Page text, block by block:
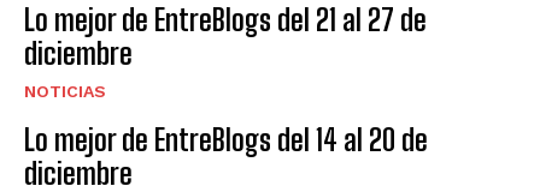
Lo mejor de EntreBlogs del 21 al 27 de
diciembre
NOTICIAS
Lo mejor de EntreBlogs del 14 al 20 de
diciembre